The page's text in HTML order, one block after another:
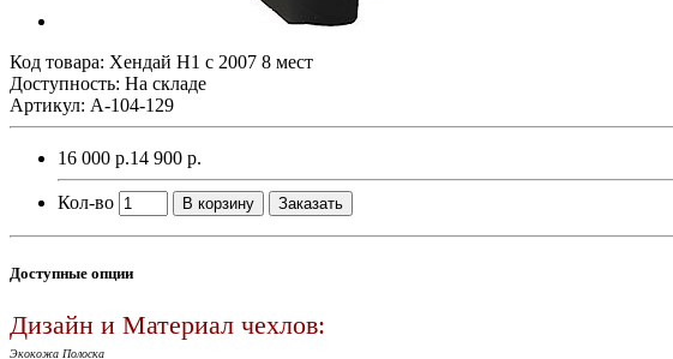
Код товара: Хендай Н1 с 2007 8 мест
Доступность: На складе
Артикул: A-104-129
16 000 р.14 900 р.
Кол-во В корзину Заказать
Доступные опции
Дизайн и Материал чехлов:
Экокожа Полоска